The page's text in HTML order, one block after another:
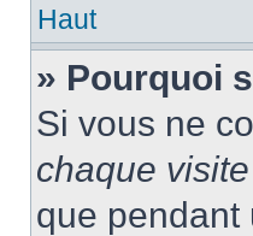
Haut
» Pourquoi
Si vous ne
chaque visite
que pendant